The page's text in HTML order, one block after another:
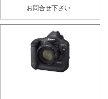
お問合せ下さい